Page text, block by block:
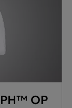
OP